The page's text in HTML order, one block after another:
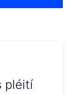
pléití